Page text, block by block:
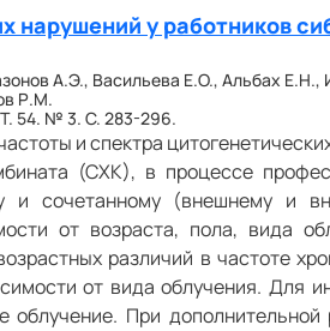
нарушений у работников
А.Э., Васильева Е.О., Альбах Е.Н.,
Р.М.
54. № 3. С. 283-296.
и спектра
(СХК), в процессе
и сочетанному (внешнему и
от возраста, пола, вида
различий в частоте
от вида облучения. Для
При дополнительной